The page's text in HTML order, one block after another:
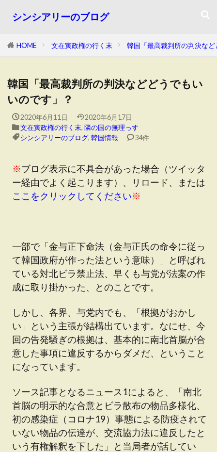
シンシアリーのブログ
HOME 文在寅政権の行く末 韓国「最高裁判所の判決な
韓国「最高裁判所の判決などどうでもい
いのです」？
2020年6月11日
2020年6月17日
文在寅政権の行く末, 隣の国の無理っす
シンシアリーのブログ, 韓国情報 34件
※ブログ表示に不具合があった場合（ツイッタ
ー経由でよく起こります）、リロード、または
ここをクリックしてください※
一部で「金与正下命法（金与正氏の命令に従っ
て韓国政府が作った法という意味）」と呼ばれ
ている対北ビラ禁止法、早くも与党が法案の作
成に取り掛かった、とのことです。
しかし、各界、与党内でも、「根拠がおかし
い」という主張が結構出ています。なにせ、今
回の告発騒ぎの根拠は、基本的に南北首脳が合
意した事項に違反するからダメだ、ということ
になっています。
ソース記事となるニュース1によると、「南北
首脳の明示的な合意とビラ散布の物品多様化、
初の感染症（コロナ19）事態による防疫されて
いない物品の伝達が、交流協力法に違反したと
いう有権解釈を下した」と当局者が話してい